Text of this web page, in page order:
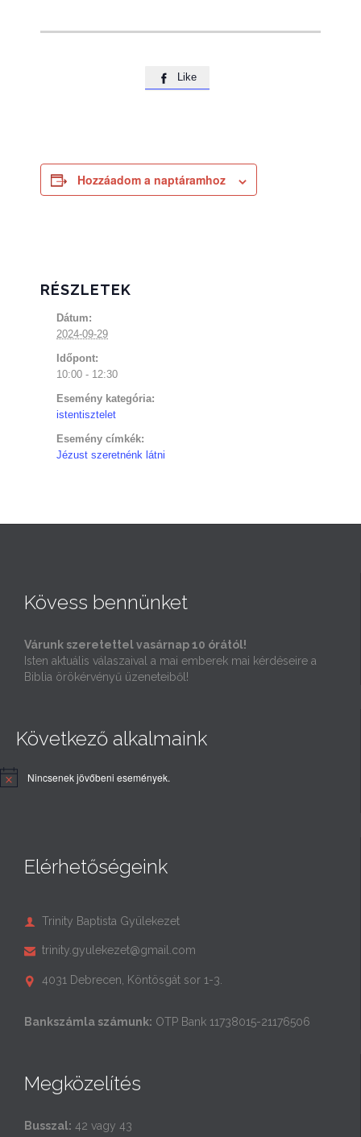
 Like
Hozzáadom a naptáramhoz
RÉSZLETEK
Dátum:
2024-09-29
Időpont:
10:00 - 12:30
Esemény kategória:
istentisztelet
Esemény címkék:
Jézust szeretnénk látni
Kövess bennünket
Várunk szeretettel vasárnap 10 órától!
Isten aktuális válaszaival a mai emberek mai kérdéseire a
Biblia örökérvényű üzeneteiből!
Következő alkalmaink
Nincsenek jövőbeni események.
Elérhetőségeink
 Trinity Baptista Gyülekezet
 trinity.gyulekezet@gmail.com
 4031 Debrecen, Köntösgát sor 1-3.
Bankszámla számunk: OTP Bank 11738015-21176506
Megközelítés
Busszal: 42 vagy 43